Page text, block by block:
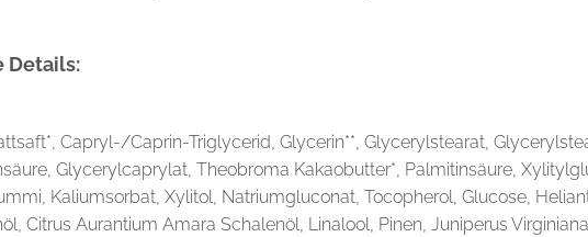
Details:
Capryl-/Caprin-Triglycerid, Glycerin**, Glycerylstearat,
Glycerylcaprylat, Theobroma Kakaobutter*, Palmitinsäure,
Kaliumsorbat, Xylitol, Natriumgluconat, Tocopherol, Glucose,
Citrus Aurantium Amara Schalenöl, Linalool, Pinen, Juniperus